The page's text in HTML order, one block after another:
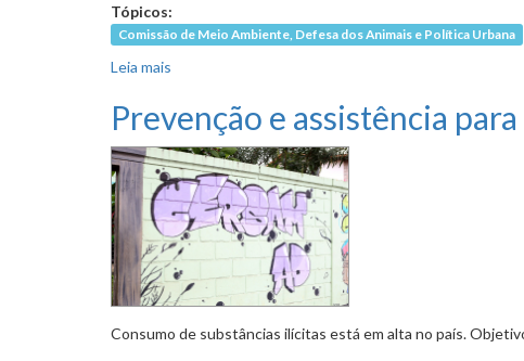
Tópicos:
Comissão de Meio Ambiente, Defesa dos Animais e Política Urbana
Leia mais
Prevenção e assistência
Consumo de substâncias ilícitas está em alta no país.